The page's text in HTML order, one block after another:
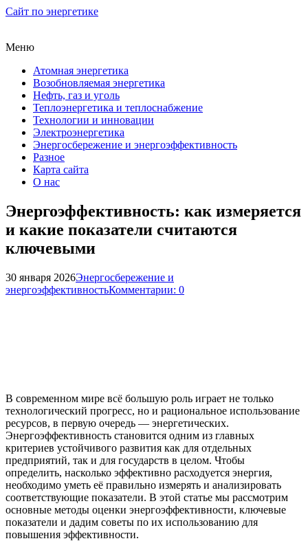
Сайт по энергетике
Меню
Атомная энергетика
Возобновляемая энергетика
Нефть, газ и уголь
Теплоэнергетика и теплоснабжение
Технологии и инновации
Электроэнергетика
Энергосбережение и энергоэффективность
Разное
Карта сайта
О нас
Энергоэффективность: как измеряется
и какие показатели считаются
ключевыми
30 января 2026Энергосбережение и
энергоэффективностьКомментарии: 0
В современном мире всё большую роль играет не только
технологический прогресс, но и рациональное использование
ресурсов, в первую очередь — энергетических.
Энергоэффективность становится одним из главных
критериев устойчивого развития как для отдельных
предприятий, так и для государств в целом. Чтобы
определить, насколько эффективно расходуется энергия,
необходимо уметь её правильно измерять и анализировать
соответствующие показатели. В этой статье мы рассмотрим
основные методы оценки энергоэффективности, ключевые
показатели и дадим советы по их использованию для
повышения эффективности.